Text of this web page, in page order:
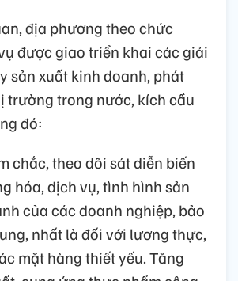
địa phương theo chức
được giao triển khai các giải
sản xuất kinh doanh, phát
trường trong nước, kích cầu
đó:
chắc, theo dõi sát diễn biến
hóa, dịch vụ, tình hình sản
của các doanh nghiệp, bảo
nhất là đối với lương thực,
mặt hàng thiết yếu. Tăng